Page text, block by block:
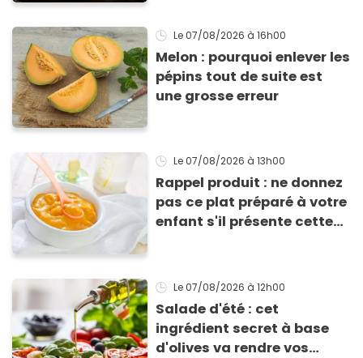
Le 07/08/2026 à 16h00
Melon : pourquoi enlever les
pépins tout de suite est
une grosse erreur
Le 07/08/2026 à 13h00
Rappel produit : ne donnez
pas ce plat préparé à votre
enfant s'il présente cette
Le 07/08/2026 à 12h00
Salade d'été : cet
ingrédient secret à base
d'olives va rendre vos